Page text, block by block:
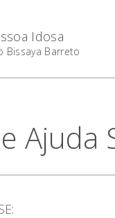
Idosa
Bissaya Barreto
Ajuda